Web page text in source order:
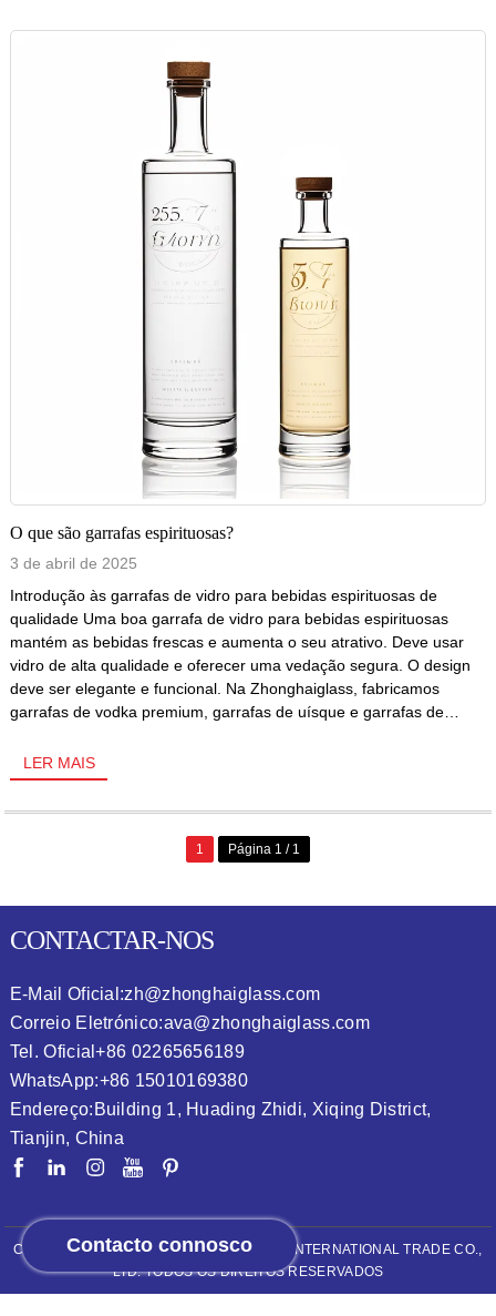
O que são garrafas espirituosas?
3 de abril de 2025
Introdução às garrafas de vidro para bebidas espirituosas de
qualidade Uma boa garrafa de vidro para bebidas espirituosas
mantém as bebidas frescas e aumenta o seu atrativo. Deve usar
vidro de alta qualidade e oferecer uma vedação segura. O design
deve ser elegante e funcional. Na Zhonghaiglass, fabricamos
garrafas de vodka premium, garrafas de uísque e garrafas de
garrafa de vidro para bebidas espirituosas [...]
LER MAIS
1 Página 1 / 1
Contacto connosco
CONTACTAR-NOS
E-Mail Oficial:zh@zhonghaiglass.com
Correio Eletrónico:ava@zhonghaiglass.com
Tel. Oficial+86 02265656189
WhatsApp:+86 15010169380
Endereço: Building 1, Huading Zhidi, Xiqing District,
Tianjin, China
COPYRIGHT © 2026ZHONGHAI (TIANJIN) INTERNATIONAL TRADE CO.,
LTD.TODOS OS DIREITOS RESERVADOS